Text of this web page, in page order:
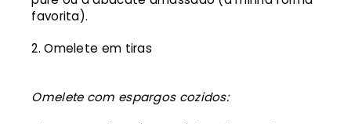
favorita).
Omelete em tiras
Omelete com espargos cozidos: